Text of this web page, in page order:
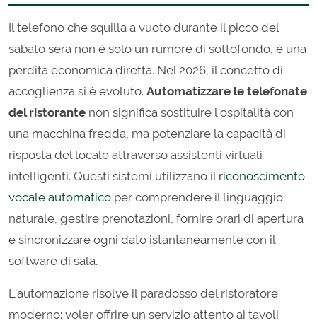
Il telefono che squilla a vuoto durante il picco del
sabato sera non è solo un rumore di sottofondo, è una
perdita economica diretta. Nel 2026, il concetto di
accoglienza si è evoluto. Automatizzare le telefonate
del ristorante non significa sostituire l'ospitalità con
una macchina fredda, ma potenziare la capacità di
risposta del locale attraverso assistenti virtuali
intelligenti. Questi sistemi utilizzano il riconoscimento
vocale automatico per comprendere il linguaggio
naturale, gestire prenotazioni, fornire orari di apertura
e sincronizzare ogni dato istantaneamente con il
software di sala.
L'automazione risolve il paradosso del ristoratore
moderno: voler offrire un servizio attento ai tavoli